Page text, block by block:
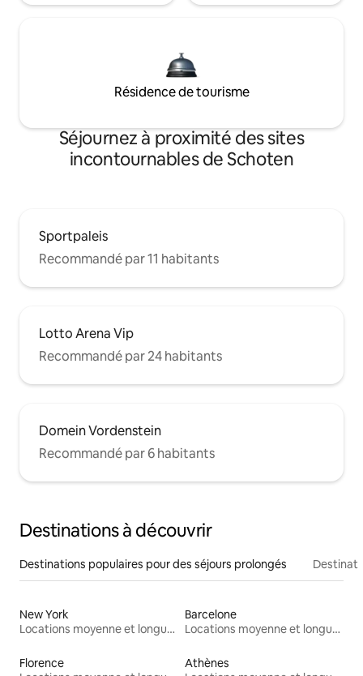
Résidence de tourisme
Séjournez à proximité des sites
incontournables de Schoten
Sportpaleis
Recommandé par 11 habitants
Lotto Arena Vip
Recommandé par 24 habitants
Domein Vordenstein
Recommandé par 6 habitants
Destinations à découvrir
Destinations populaires pour des séjours prolongés
New York
Locations moyenne et longue durée
Barcelone
Locations moyenne et longue durée
Florence
Athènes